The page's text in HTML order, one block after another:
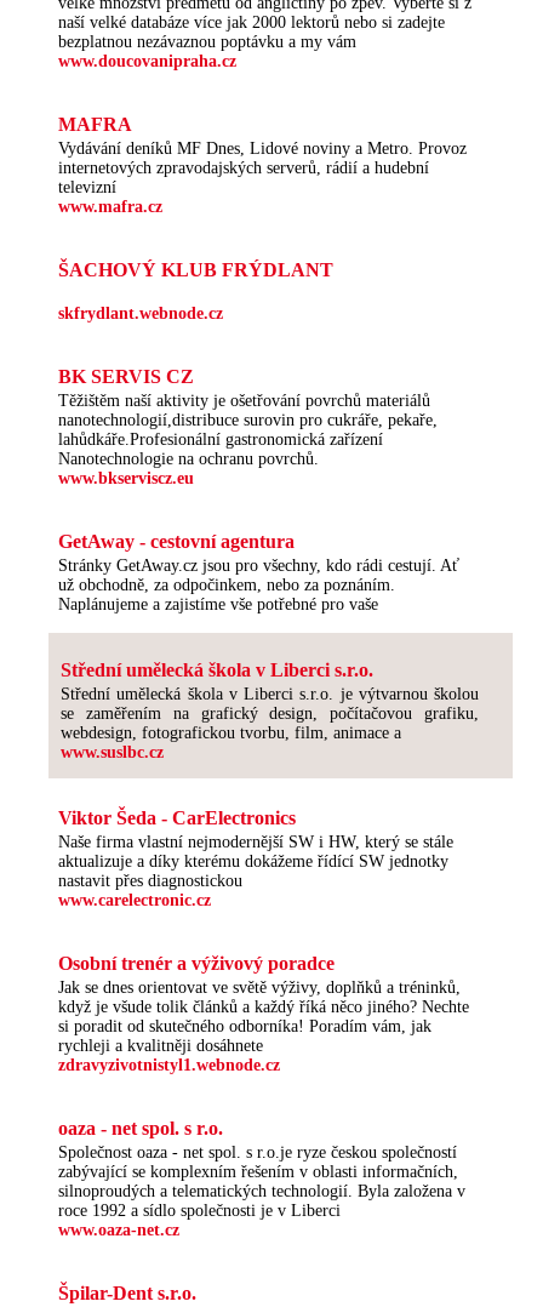
naší velké databáze více jak 2000 lektorů nebo si zadejte
bezplatnou nezávaznou poptávku a my vám
www.doucovanipraha.cz
MAFRA
Vydávání deníků MF Dnes, Lidové noviny a Metro. Provoz
internetových zpravodajských serverů, rádií a hudební
televizní
www.mafra.cz
ŠACHOVÝ KLUB FRÝDLANT
skfrydlant.webnode.cz
BK SERVIS CZ
Těžištěm naší aktivity je ošetřování povrchů materiálů
nanotechnologií,distribuce surovin pro cukráře, pekaře,
lahůdkáře.Profesionální gastronomická zařízení
Nanotechnologie na ochranu povrchů.
www.bkserviscz.eu
GetAway - cestovní agentura
Stránky GetAway.cz jsou pro všechny, kdo rádi cestují. Ať
už obchodně, za odpočinkem, nebo za poznáním.
Naplánujeme a zajistíme vše potřebné pro vaše
Střední umělecká škola v Liberci s.r.o.
Střední umělecká škola v Liberci s.r.o. je výtvarnou školou
se zaměřením na grafický design, počítačovou grafiku,
webdesign, fotografickou tvorbu, film, animace a
www.suslbc.cz
Viktor Šeda - CarElectronics
Naše firma vlastní nejmodernější SW i HW, který se stále
aktualizuje a díky kterému dokážeme řídící SW jednotky
nastavit přes diagnostickou
www.carelectronic.cz
Osobní trenér a výživový poradce
Jak se dnes orientovat ve světě výživy, doplňků a tréninků,
když je všude tolik článků a každý říká něco jiného? Nechte
si poradit od skutečného odborníka! Poradím vám, jak
rychleji a kvalitněji dosáhnete
zdravyzivotnistyl1.webnode.cz
oaza - net spol. s r.o.
Společnost oaza - net spol. s r.o.je ryze českou společností
zabývající se komplexním řešením v oblasti informačních,
silnoproudých a telematických technologií. Byla založena v
roce 1992 a sídlo společnosti je v Liberci
www.oaza-net.cz
Špilar-Dent s.r.o.